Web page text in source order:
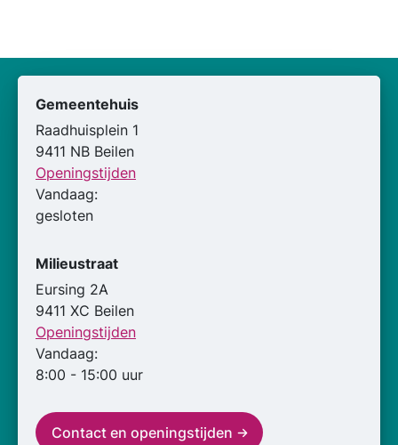
Gemeentehuis
Raadhuisplein 1
9411 NB Beilen
Openingstijden
Vandaag:
gesloten
Milieustraat
Eursing 2A
9411 XC Beilen
Openingstijden
Vandaag:
8:00 - 15:00 uur
Contact en openingstijden